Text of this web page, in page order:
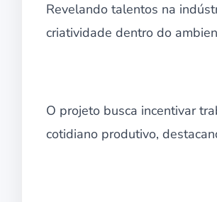
Revelando talentos na
criatividade dentro do
O projeto busca incentivar
cotidiano produtivo,